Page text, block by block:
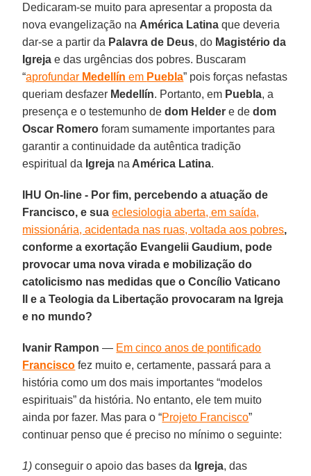
Dedicaram-se muito para apresentar a proposta da
nova evangelização na América Latina que deveria
dar-se a partir da Palavra de Deus, do Magistério da
Igreja e das urgências dos pobres. Buscaram
“aprofundar Medellín em Puebla” pois forças nefastas
queriam desfazer Medellín. Portanto, em Puebla, a
presença e o testemunho dedom Helder e dedom
Oscar Romero foram sumamente importantes para
garantir a continuidade da autêntica tradição
espiritual da Igreja na América Latina.
IHU On-line - Por fim, percebendo a atuação de
Francisco, e suaeclesiologia aberta, em saída,
missionária, acidentada nas ruas, voltada aos pobres,
conforme a exortação Evangelii Gaudium, pode
provocar uma nova virada e mobilização do
catolicismo nas medidas que o Concílio Vaticano
II e a Teologia da Libertação provocaram na Igreja
e no mundo?
Ivanir Rampon — Em cinco anos de pontificado
Francisco fez muito e, certamente, passará para a
história como um dos mais importantes “modelos
espirituais” da história. No entanto, ele tem muito
ainda por fazer. Mas para o “Projeto Francisco”
continuar penso que é preciso no mínimo o seguinte:
1) conseguir o apoio das bases da Igreja, das